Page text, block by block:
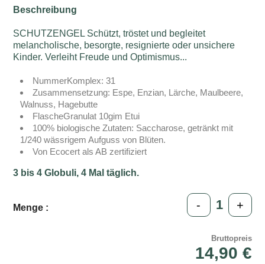
Beschreibung
SCHUTZENGEL Schützt, tröstet und begleitet
melancholische, besorgte, resignierte oder unsichere
Kinder. Verleiht Freude und Optimismus...
NummerKomplex: 31
Zusammensetzung: Espe, Enzian, Lärche, Maulbeere,
Walnuss, Hagebutte
FlascheGranulat 10gim Etui
100% biologische Zutaten: Saccharose, getränkt mit
1/240 wässrigem Aufguss von Blüten.
Von Ecocert als AB zertifiziert
3 bis 4 Globuli, 4 Mal täglich.
Menge : - +
Bruttopreis
14,90 €